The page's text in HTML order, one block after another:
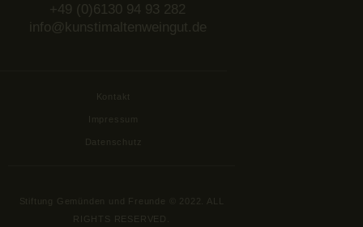
+49 (0)6130 94 93 282
info@kunstimaltenweingut.de
Kontakt
Impressum
Datenschutz
Stiftung Gemünden und Freunde © 2022. ALL
RIGHTS RESERVED.